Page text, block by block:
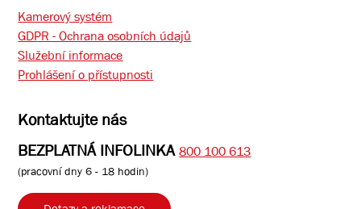
Kamerový systém
GDPR - Ochrana osobních údajů
Služební informace
Prohlášení o přístupnosti
Kontaktujte nás
BEZPLATNÁ INFOLINKA 800 100 613
(pracovní dny 6 - 18 hodin)